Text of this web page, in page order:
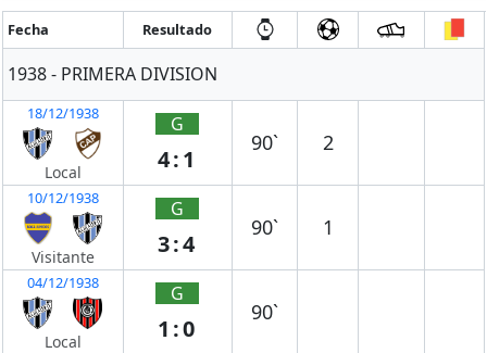
Fecha Resultado
1938 - PRIMERA DIVISION
18/12/1938
Local
G
4:1
90` 2
10/12/1938
Visitante
G
3:4
90` 1
04/12/1938
Local
G
1:0
90`